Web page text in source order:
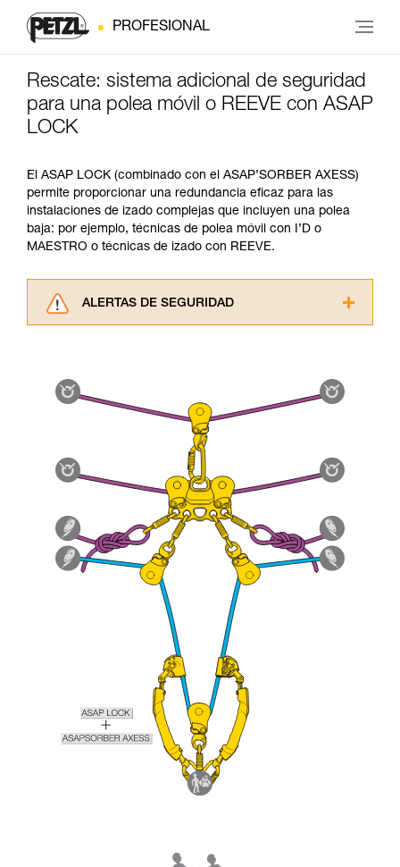
PROFESIONAL
Rescate: sistema adicional de seguridad
para una polea móvil o REEVE con ASAP
LOCK
El ASAP LOCK (combinado con el ASAP’SORBER AXESS)
permite proporcionar una redundancia eficaz para las
instalaciones de izado complejas que incluyen una polea
baja: por ejemplo, técnicas de polea móvil con I’D o
MAESTRO o técnicas de izado con REEVE.
ALERTAS DE SEGURIDAD
información de la ficha técnica para poder
comprender este complemento informativo.
Dominar estas técnicas requiere una formación
y un entrenamiento específico. Confirme a
través de un profesional su capacidad para
ejecutar estas técnicas, solo y con total
seguridad, antes de ejecutarlas de forma
Damos ejemplos de técnicas relacionadas con
su actividad. Pueden existir otras que no
describimos aquí.